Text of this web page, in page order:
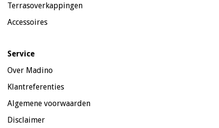
Terrasoverkappingen
Accessoires
Service
Over Madino
Klantreferenties
Algemene voorwaarden
Disclaimer